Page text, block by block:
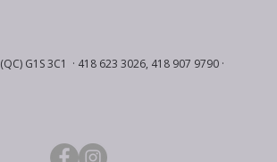
G1S 3C1 · 418 623 3026, 418 907 9790 ·